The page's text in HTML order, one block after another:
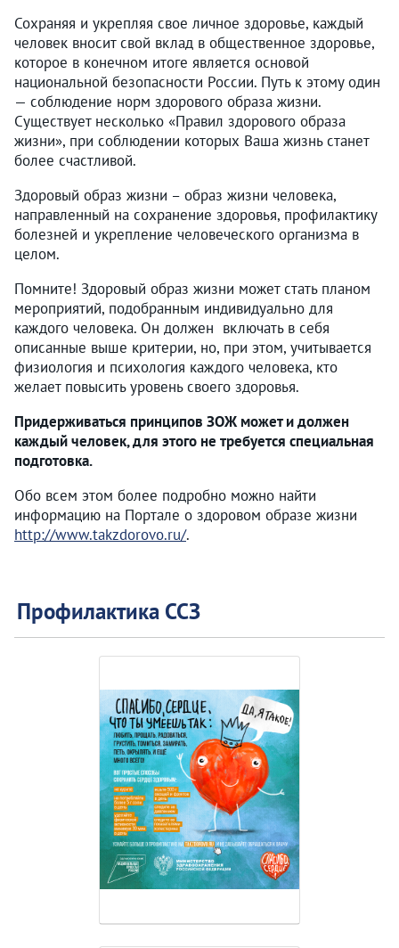
Сохраняя и укрепляя свое личное здоровье, каждый
человек вносит свой вклад в общественное здоровье,
которое в конечном итоге является основой
национальной безопасности России. Путь к этому один
— соблюдение норм здорового образа жизни.
Существует несколько «Правил здорового образа
жизни», при соблюдении которых Ваша жизнь станет
более счастливой.
Здоровый образ жизни – образ жизни человека,
направленный на сохранение здоровья, профилактику
болезней и укрепление человеческого организма в
целом.
Помните! Здоровый образ жизни может стать планом
мероприятий, подобранным индивидуально для
каждого человека. Он должен включать в себя
описанные выше критерии, но, при этом, учитывается
физиология и психология каждого человека, кто
желает повысить уровень своего здоровья.
Придерживаться принципов ЗОЖ может и должен
каждый человек, для этого не требуется специальная
подготовка.
Обо всем этом более подробно можно найти
информацию на Портале о здоровом образе жизни
http://www.takzdorovo.ru/.
Профилактика ССЗ